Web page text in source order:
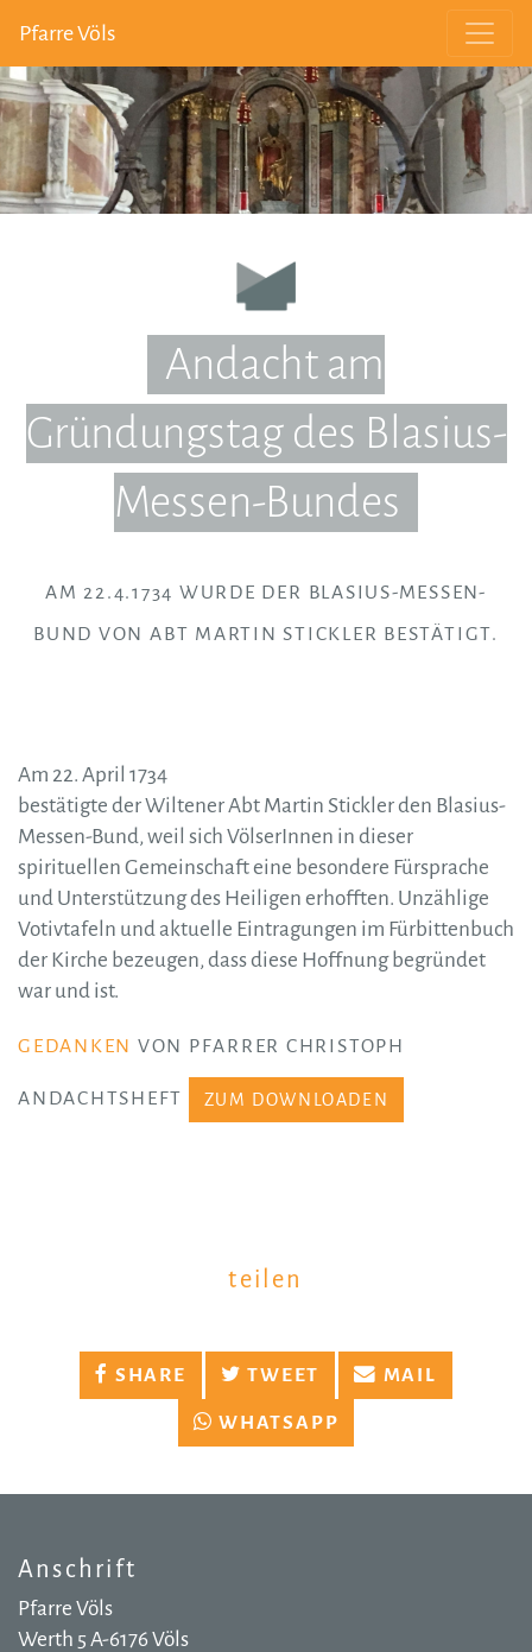
Pfarre Völs
Andacht am
Gründungstag des Blasius-
Messen-Bundes
AM 22.4.1734 WURDE DER BLASIUS-MESSEN-
BUND VON ABT MARTIN STICKLER BESTÄTIGT.
Am 22. April 1734
bestätigte der Wiltener Abt Martin Stickler den Blasius-
Messen-Bund, weil sich VölserInnen in dieser
spirituellen Gemeinschaft eine besondere Fürsprache
und Unterstützung des Heiligen erhofften. Unzählige
Votivtafeln und aktuelle Eintragungen im Fürbittenbuch
der Kirche bezeugen, dass diese Hoffnung begründet
war und ist.
GEDANKEN VON PFARRER CHRISTOPH
ANDACHTSHEFT ZUM DOWNLOADEN
teilen
SHARE TWEET MAIL
WHATSAPP
Anschrift
Pfarre Völs
Werth 5 A-6176 Völs